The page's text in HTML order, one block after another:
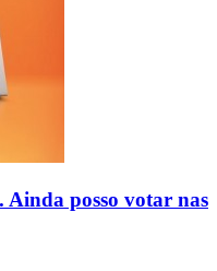
Ainda posso votar nas